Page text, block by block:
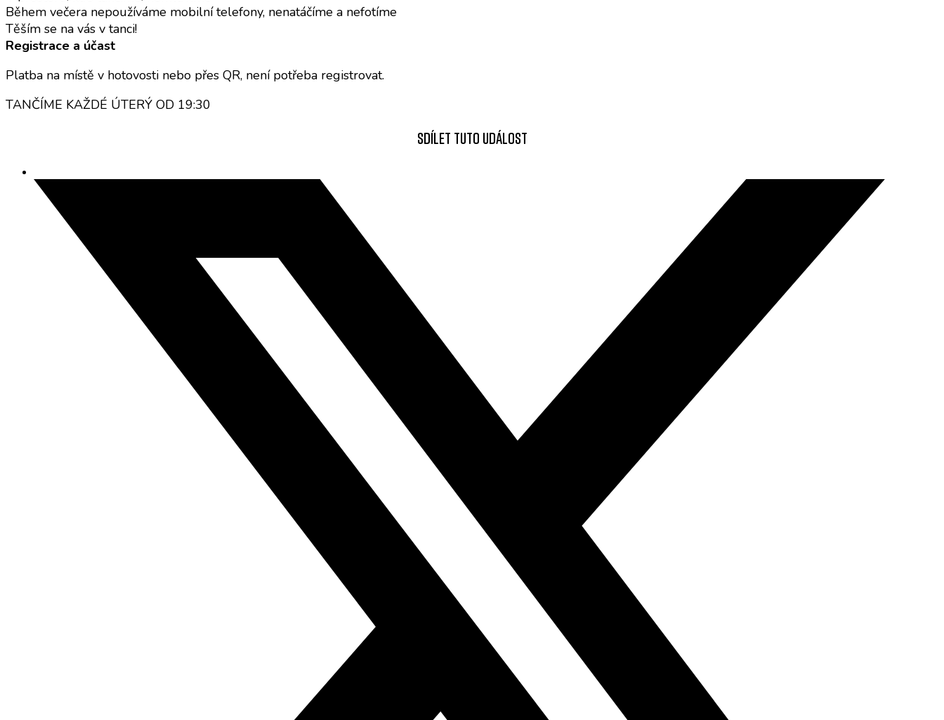
Během večera nepoužíváme mobilní telefony, nenatáčíme a nefotíme
Těším se na vás v tanci!
Registrace a účast
Platba na místě v hotovosti nebo přes QR, není potřeba registrovat.
TANČÍME KAŽDÉ ÚTERÝ OD 19:30
Sdílet tuto událost